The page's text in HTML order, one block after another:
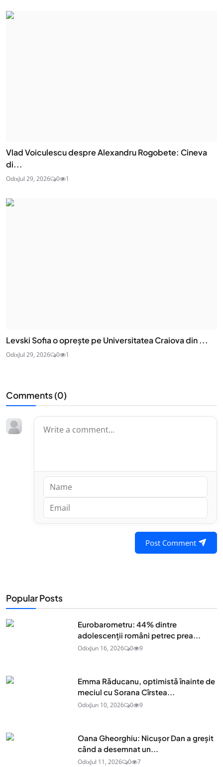
Vlad Voiculescu despre Alexandru Rogobete: Cineva
di...
OdixJul 29, 2026 0 1
Levski Sofia o oprește pe Universitatea Craiova din ...
OdixJul 29, 2026 0 1
Comments (0)
Post Comment
Popular Posts
Eurobarometru: 44% dintre
adolescenţii români petrec prea...
OdixJun 16, 2026 0 9
Emma Răducanu, optimistă înainte de
meciul cu Sorana Cîrstea...
OdixJun 10, 2026 0 9
Oana Gheorghiu: Nicușor Dan a greșit
când a desemnat un...
OdixJul 11, 2026 0 7